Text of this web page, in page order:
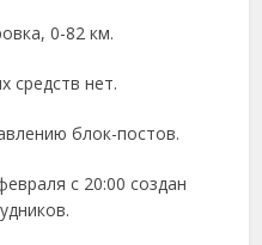
0-82 км.
средств нет.
блок-постов.
с 20:00 создан